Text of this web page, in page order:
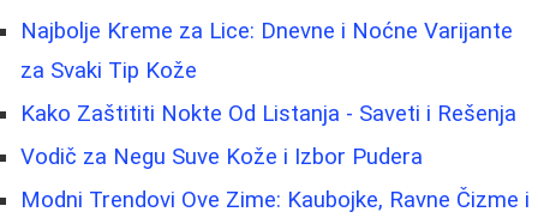
Najbolje Kreme za Lice: Dnevne i Noćne Varijante
za Svaki Tip Kože
Kako Zaštititi Nokte Od Listanja - Saveti i Rešenja
Vodič za Negu Suve Kože i Izbor Pudera
Modni Trendovi Ove Zime: Kaubojke, Ravne Čizme i